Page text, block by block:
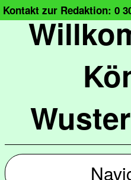
Kontakt zur Redaktion: 0